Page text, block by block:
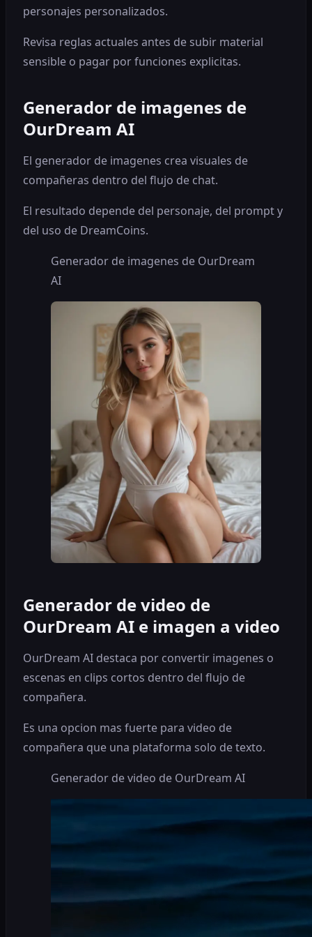
personajes personalizados.
Revisa reglas actuales antes de subir material
sensible o pagar por funciones explicitas.
Generador de imagenes de
OurDream AI
El generador de imagenes crea visuales de
compañeras dentro del flujo de chat.
El resultado depende del personaje, del prompt y
del uso de DreamCoins.
Generador de imagenes de OurDream
AI
Generador de video de
OurDream AI e imagen a video
OurDream AI destaca por convertir imagenes o
escenas en clips cortos dentro del flujo de
compañera.
Es una opcion mas fuerte para video de
compañera que una plataforma solo de texto.
Generador de video de OurDream AI